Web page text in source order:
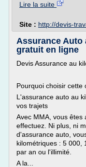
Lire la suite
Site : http://devis-
Assurance Auto
gratuit en ligne
Devis Assurance au
Pourquoi choisir cette
L'assurance auto au
vos trajets
Avec MMA, vous êtes
effectuez. Ni plus, ni
d'assurance auto,
kilométriques : 5 000,
par an ou l'illimité.
A la...